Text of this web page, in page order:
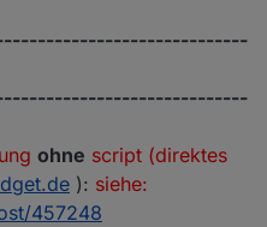
ohne script (direktes
): siehe:
457248